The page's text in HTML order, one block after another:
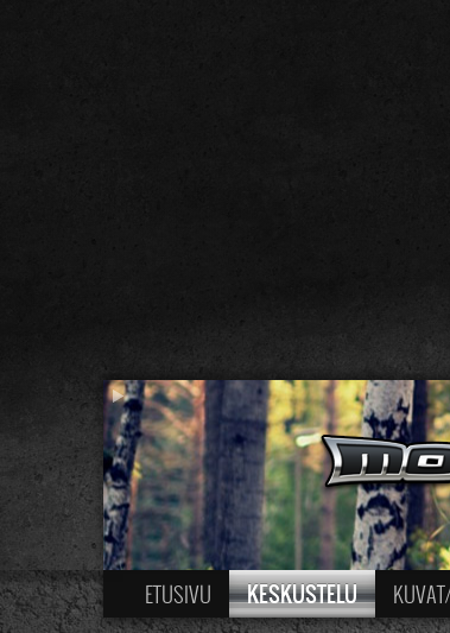
ETUSIVU KESKUSTELU